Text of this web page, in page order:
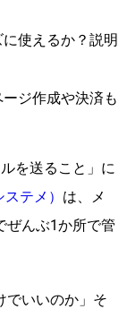
使えるか？説明
ジ作成や決済も
を送ること」に
テメ） は、メ
ぜんぶ1か所で管
でいいのか」そ